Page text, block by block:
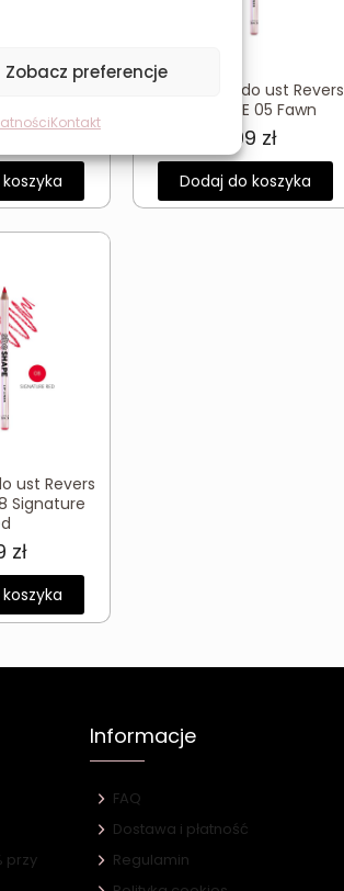
Zobacz preferencje
Kontakt
ust Revers
zł
Konturówka do ust Revers
SHE SHAPE 05 Fawn
5,99 zł
Dodaj do koszyka
ust Revers
Signature
zł
przy
Informacje
FAQ
Dostawa i płatność
Regulamin